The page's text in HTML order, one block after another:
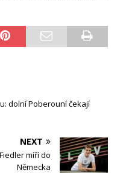
dolní Poberouní čekají
NEXT
míří do
Německa